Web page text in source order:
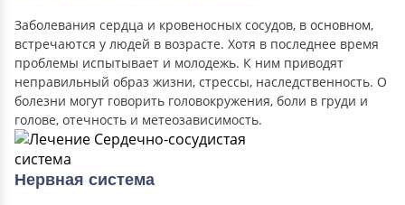
Заболевания сердца и кровеносных сосудов, в основном,
встречаются у людей в возрасте. Хотя в последнее время
проблемы испытывает и молодежь. К ним приводят
неправильный образ жизни, стрессы, наследственность. О
болезни могут говорить головокружения, боли в груди и
голове, отечность и метеозависимость.
Нервная система